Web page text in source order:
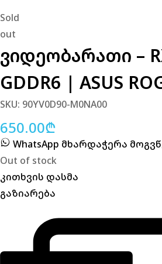
Sold
out
Ვიდეობარათი –
GDDR6 | ASUS
SKU: 90YV0D90-M0NA00
650.00₾
WhatsApp მხარდაჭერა
Out of stock
კითხვის დასმა
გაზიარება